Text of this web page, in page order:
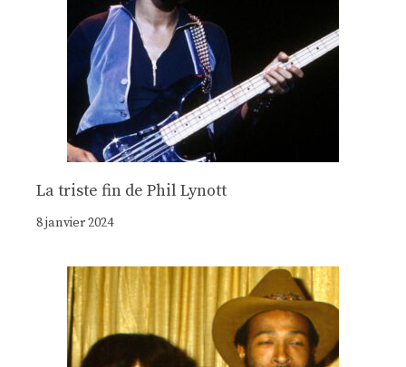
La triste fin de Phil Lynott
8 janvier 2024